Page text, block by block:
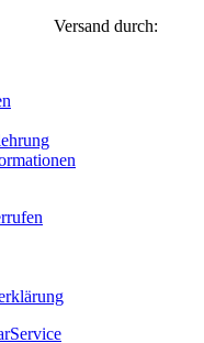
Versand durch: